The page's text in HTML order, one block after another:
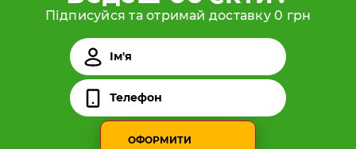
Підписуйся та отримай доставку 0 грн
ОФОРМИТИ